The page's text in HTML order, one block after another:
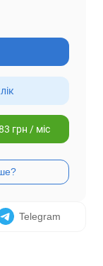
грн / міс
Telegram